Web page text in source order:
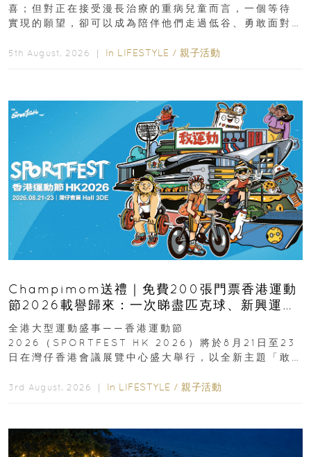
喜；但對正在接受漫長治療的重病兒童而言，一個等待
實現的願望，卻可以成為陪伴他們走過低谷、勇敢面對
5th August, 2026 ｜ In LIFESTYLE / 親子活動
Champimom送禮｜免費200張門票香港運動
節2026載譽歸來：一次睇盡匹克球、新興運
動、街舞比賽＋逾百運動品牌展覽
全港大型運動盛事——香港運動節
2026（SPORTFEST HK 2026）將於8月21日至23
日在灣仔香港會議展覽中心盛大舉行，以全新主題「敢
3rd August, 2026 ｜ In LIFESTYLE / 親子活動